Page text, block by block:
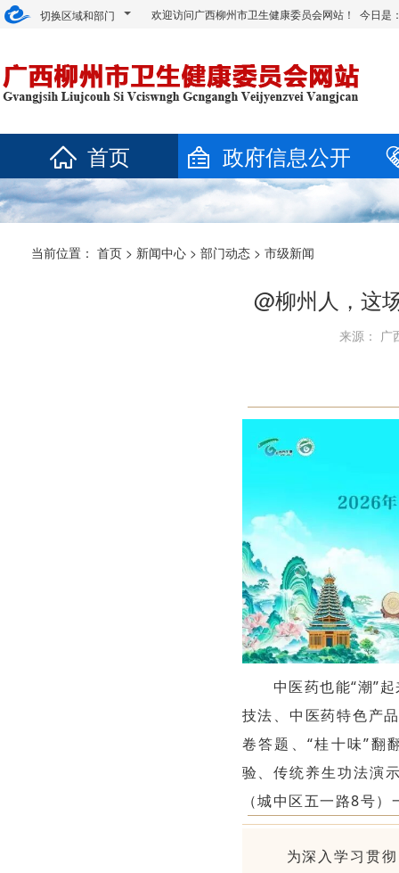
切换区域和部门 欢迎访问广西柳州市卫生健康委员会网站！ 今日是
首页 政府信息公开
当前位置： 首页 > 新闻中心 > 部门动态 > 市级新闻
@柳州人，这
来源：
中医药也能“潮”
技法、中医药特色产
卷答题、“桂十味”翻
验、传统养生功法演
（城中区五一路8号）
为深入学习贯